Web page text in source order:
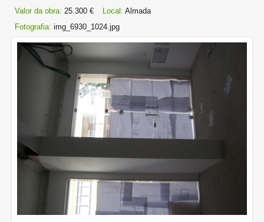
Valor da obra: 25.300 € Local: Almada
Fotografia: img_6930_1024.jpg